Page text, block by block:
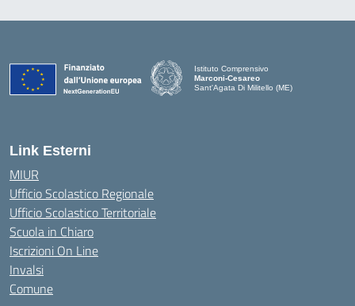
Istituto Comprensivo
Marconi-Cesareo
Sant'Agata Di Militello (ME)
Link Esterni
MIUR
Ufficio Scolastico Regionale
Ufficio Scolastico Territoriale
Scuola in Chiaro
Iscrizioni On Line
Invalsi
Comune